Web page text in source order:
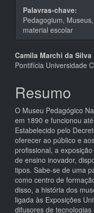
Palavras-chave:
Pedagogium,
material escolar
Conteúdo
do
artigo
principal
Camila Marchi da Silva
Pontifícia Universidade
Resumo
O Museu Pedagógico
em 1890 e funcionou
Estabelecido pelo
oferecer ao público e
profissional, a
de ensino inovador,
tipos. Sabe-se de uma
como centro de
disso, a história dos
ligada às Exposições
difusores de